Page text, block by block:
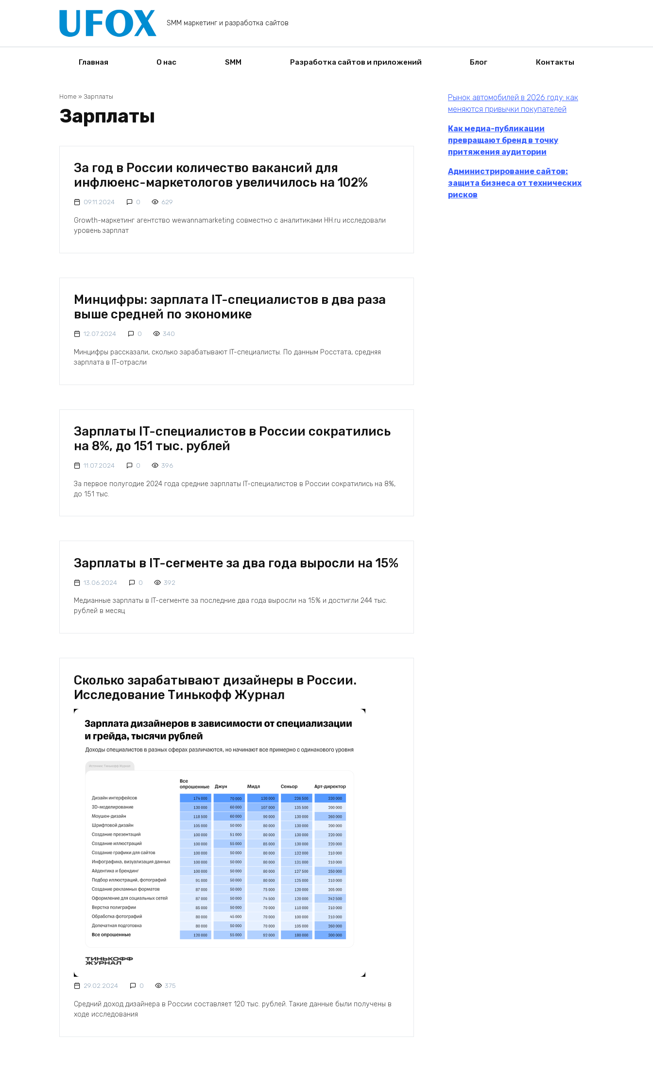
SMM маркетинг и разработка сайтов
Главная О нас SMM Разработка сайтов и приложений Блог Контакты
Home » Зарплаты
Зарплаты
За год в России количество вакансий для
инфлюенс-маркетологов увеличилось на 102%
09.11.2024 0 629
Growth-маркетинг агентство wewannamarketing совместно с аналитиками HH.ru исследовали
уровень зарплат
Минцифры: зарплата IT-специалистов в два раза
выше средней по экономике
12.07.2024 0 340
Минцифры рассказали, сколько зарабатывают IT-специалисты. По данным Росстата, средняя
зарплата в IT-отрасли
Зарплаты IT-специалистов в России сократились
на 8%, до 151 тыс. рублей
11.07.2024 0 396
За первое полугодие 2024 года средние зарплаты IT-специалистов в России сократились на 8%,
до 151 тыс.
Зарплаты в IT-сегменте за два года выросли на 15%
13.06.2024 0 392
Медианные зарплаты в IT-сегменте за последние два года выросли на 15% и достигли 244 тыс.
рублей в месяц
Сколько зарабатывают дизайнеры в России.
Исследование Тинькофф Журнал
29.02.2024 0 375
Средний доход дизайнера в России составляет 120 тыс. рублей. Такие данные были получены в
ходе исследования
Рынок автомобилей в 2026 году: как
меняются привычки покупателей
Как медиа-публикации
превращают бренд в точку
притяжения аудитории
Администрирование сайтов:
защита бизнеса от технических
рисков